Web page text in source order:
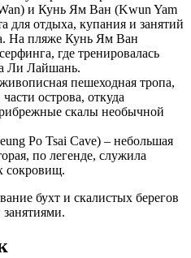
и Кунь Ям Ван (Kwun Yam
для отдыха, купания и занятий
На пляже Кунь Ям Ван
где тренировалась
Ли Лайшань.
пешеходная тропа,
острова, откуда
скалы необычной
Po Tsai Cave) – небольшая
по легенде, служила
сокровищ.
бухт и скалистых берегов